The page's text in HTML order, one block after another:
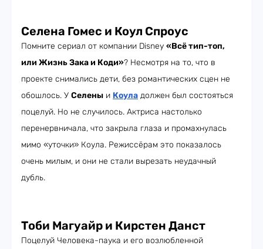
Селена Гомес и Коул Спроус
Помните сериал от компании Disney «Всё тип-топ,
или Жизнь Зака и Коди»? Несмотря на то, что в
проекте снимались дети, без романтических сцен не
обошлось. У Селены и Коула должен был состояться
поцелуй. Но не случилось. Актриса настолько
перенервничала, что закрыла глаза и промахнулась
мимо «уточки» Коула. Режиссёрам это показалось
очень милым, и они не стали вырезать неудачный
дубль.
Тоби Магуайр и Кирстен Данст
Поцелуй Человека-паука и его возлюбленной